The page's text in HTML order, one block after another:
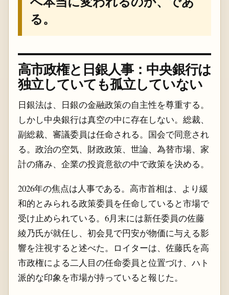
る。
高市政権と日銀人事：中央銀行は
独立していても孤立していない
日銀法は、日銀の金融政策の自主性を尊重する。
しかし中央銀行は真空の中に存在しない。総裁、
副総裁、審議委員は任命される。国会で同意され
る。政治の空気、財政政策、世論、為替市場、家
計の痛み、企業の投資意欲の中で政策を決める。
2026年の焦点は人事である。高市首相は、より緩
和的とみられる政策委員を任命していると市場で
受け止められている。6月末には新任委員の佐藤
綾乃氏が就任し、初会見で円安が物価に与える影
響を注視すると述べた。ロイターは、佐藤氏を高
市政権による二人目の任命委員と位置づけ、ハト
派的な印象を市場が持っていると報じた。